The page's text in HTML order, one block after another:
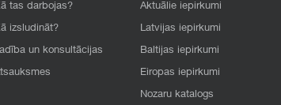
tas darbojas?
izsludināt?
un konsultācijas
Aktuālie iepirkumi
Latvijas iepirkumi
Baltijas iepirkumi
Eiropas iepirkumi
Nozaru katalogs